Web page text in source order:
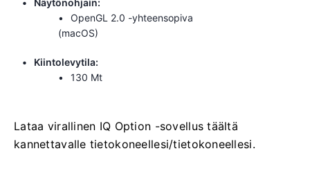
OpenGL 2.0 -yhteensopiva
(macOS)
Kiintolevytila:
130 Mt
Lataa virallinen IQ Option -sovellus täältä
kannettavalle tietokoneellesi/tietokoneellesi.